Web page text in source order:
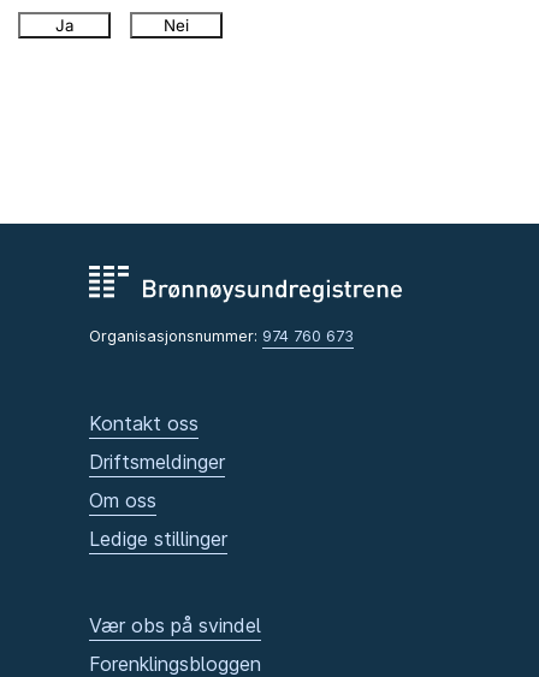
Ja Nei
Organisasjonsnummer: 974 760 673
Kontakt oss
Driftsmeldinger
Om oss
Ledige stillinger
Vær obs på svindel
Forenklingsbloggen